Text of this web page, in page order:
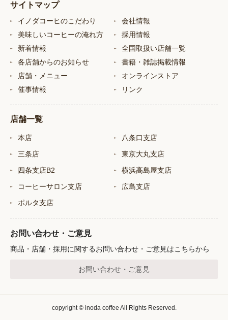
サイトマップ
イノダコーヒのこだわり
美味しいコーヒーの淹れ方
新着情報
各店舗からのお知らせ
店舗・メニュー
催事情報
会社情報
採用情報
全国取扱い店舗一覧
書籍・雑誌掲載情報
オンラインストア
リンク
店舗一覧
本店
三条店
四条支店B2
コーヒーサロン支店
ポルタ支店
八条口支店
東京大丸支店
横浜高島屋支店
広島支店
お問い合わせ・ご意見
商品・店舗・採用に関するお問い合わせ・ご意見はこちらから
お問い合わせ・ご意見
copyright © inoda coffee All Rights Reserved.